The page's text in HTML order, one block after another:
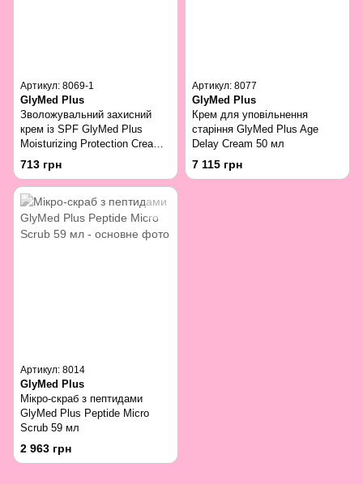
Артикул: 8069-1
GlyMed Plus
Зволожувальний захисний
крем із SPF GlyMed Plus
Moisturizing Protection Cream
With SPF 15 15 мл
713 грн
Артикул: 8077
GlyMed Plus
Крем для уповільнення
старіння GlyMed Plus Age
Delay Cream 50 мл
7 115 грн
Артикул: 8014
GlyMed Plus
Мікро-скраб з пептидами
GlyMed Plus Peptide Micro
Scrub 59 мл
2 963 грн